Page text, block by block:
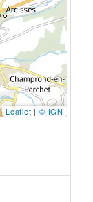
Leaflet |© IGN